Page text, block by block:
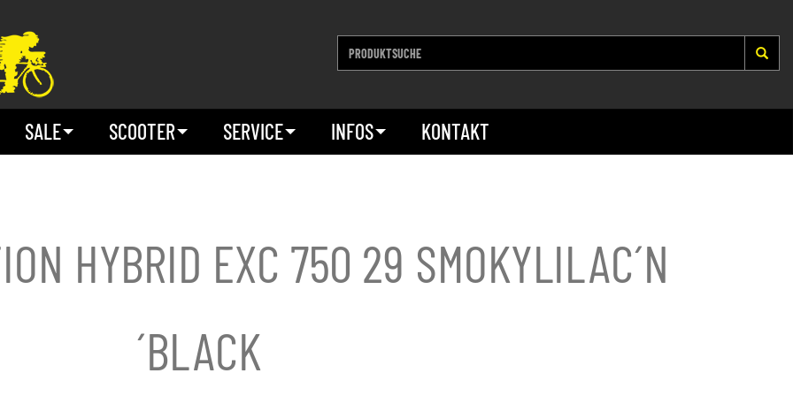
SALE SCOOTER SERVICE INFOS KONTAKT
HYBRID EXC 750 29 SMOKYLILAC´N
´BLACK